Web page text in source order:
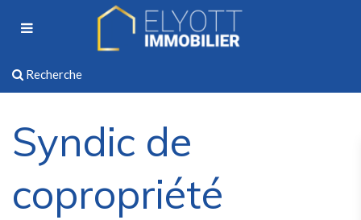
Recherche
Syndic de
copropriété